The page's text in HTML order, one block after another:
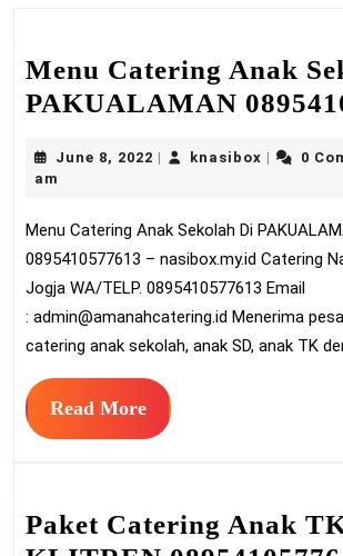
Menu Catering Anak
PAKUALAMAN
June 8, 2022 June knasiboxknasibox
0
am
Menu Catering Anak Sekolah Di PAKUALAMAN
0895410577613 – nasibox.my.id Catering
Jogja WA/TELP. 0895410577613 Email
: admin@amanahcatering.id Menerima
catering anak sekolah, anak SD, anak TK
Read MoreRead
More
Paket Catering Anak